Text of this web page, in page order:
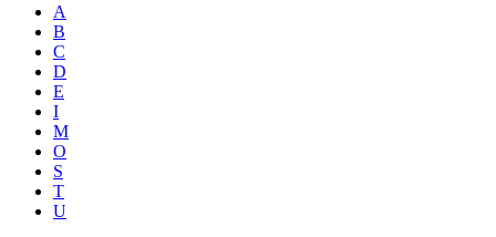
A
B
C
D
E
I
M
O
S
T
U